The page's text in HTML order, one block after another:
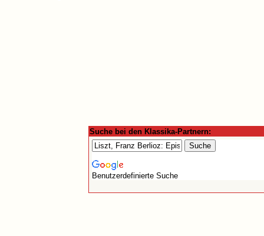
Suche bei den Klassika-Partnern:
Benutzerdefinierte Suche